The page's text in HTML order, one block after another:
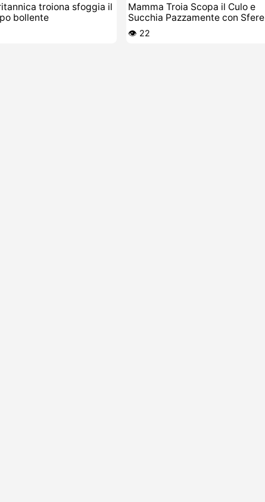
troiona sfoggia il
bollente
Mamma Troia Scopa il Culo e
Succhia Pazzamente con Sfere
Anali
👁️ 22